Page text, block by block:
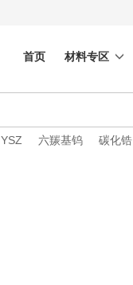
首页 材料专区
YSZ 六羰基钨 碳化锆